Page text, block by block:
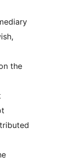
the